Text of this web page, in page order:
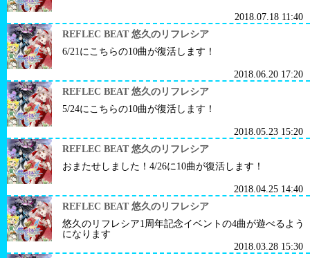
2018.07.18 11:40
REFLEC BEAT 悠久のリフレシア
6/21にこちらの10曲が復活します！
2018.06.20 17:20
REFLEC BEAT 悠久のリフレシア
5/24にこちらの10曲が復活します！
2018.05.23 15:20
REFLEC BEAT 悠久のリフレシア
おまたせしました！4/26に10曲が復活します！
2018.04.25 14:40
REFLEC BEAT 悠久のリフレシア
悠久のリフレシア1周年記念イベントの4曲が遊べるよう
になります
2018.03.28 15:30